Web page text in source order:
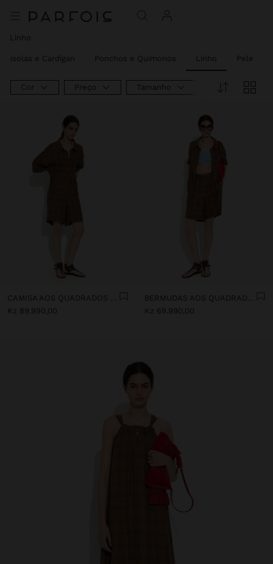
Linho
e Cardigan Ponchos e Quimonos Linho Pele
Cor Preço Tamanho
CAMISA AOS QUADRADOS 100% LINHO
Kz 89.990,00
BERMUDAS AOS QUADRADOS 100% LINHO
Kz 69.990,00